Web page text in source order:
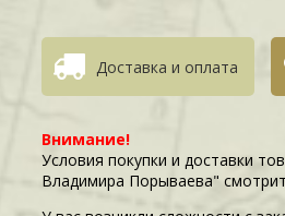
Доставка и оплата
Внимание!
Условия покупки и доставки
Владимира Порываева"